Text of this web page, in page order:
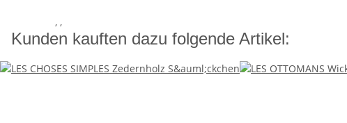
, ,
Kunden kauften dazu folgende Artikel: